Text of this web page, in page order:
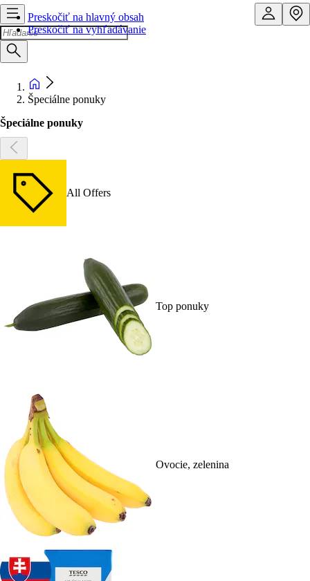
Preskočiť na hlavný obsah
Preskočiť na vyhľadávanie
Špeciálne ponuky
Špeciálne ponuky
All Offers
Top ponuky
Ovocie, zelenina